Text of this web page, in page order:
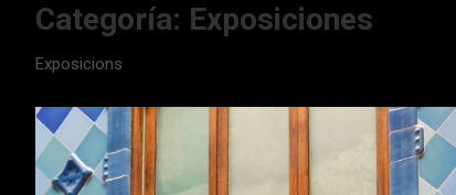
Categoría: Exposiciones
Exposicions